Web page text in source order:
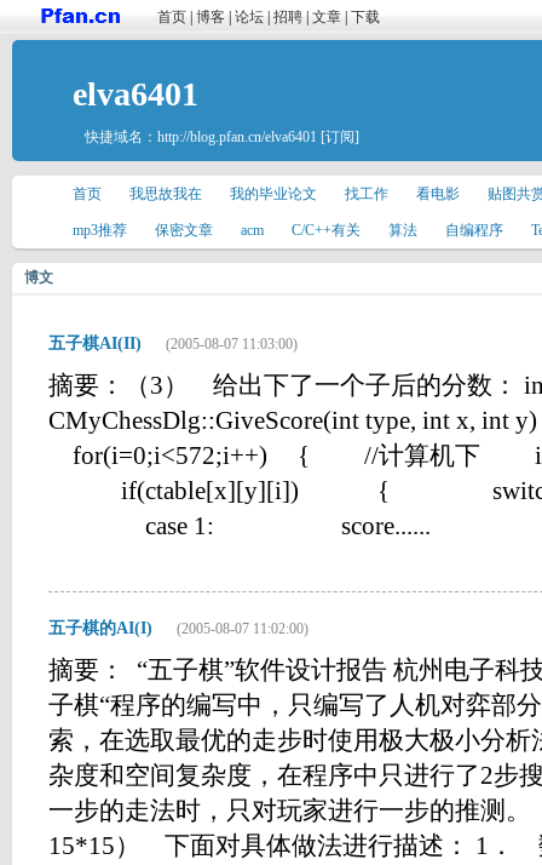
首页 博客 论坛 招聘 文章 下载
elva6401
快捷域名： http://blog.pfan.cn/elva6401 [订阅]
首页 我思故我在 我的毕业论文 找工作 看电影 贴图共
mp3推荐 保密文章 acm C/C++有关 算法 自编程序
博文
五子棋AI(II) (2005-08-07 11:03:00)
摘要：（3） 给出下了一个子后的分数：
CMyChessDlg::GiveScore(int type, int x,
for(i=0;i<572;i++) { //计算机下
if(ctable[x][y][i]) {
case 1: score......
五子棋的AI(I) (2005-08-07 11:02:00)
摘要： “五子棋”软件设计报告 杭州电子科
子棋“程序的编写中，只编写了人机对弈部
索，在选取最优的走步时使用极大极小分
杂度和空间复杂度，在程序中只进行了2步
一步的走法时，只对玩家进行一步的推测
15*15） 下面对具体做法进行描述： 1．